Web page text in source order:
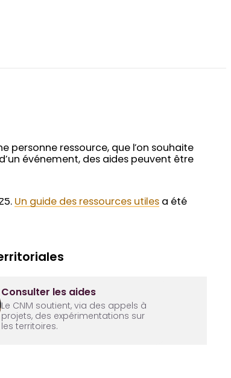
personne ressource, que l’on souhaite
événement, des aides peuvent être
Un guide des ressources utiles a été
Consulter les aides
Le CNM soutient, via des appels à
projets, des expérimentations sur
les territoires.